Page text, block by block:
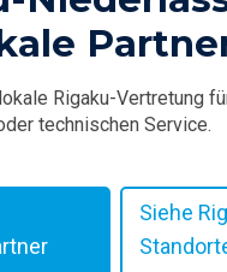
Rigaku-Vertretung
technischen Service.
Siehe